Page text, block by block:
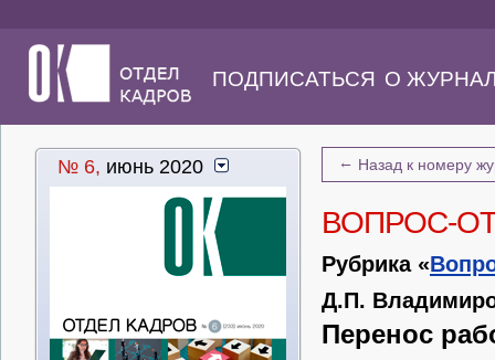
ПОДПИСАТЬСЯ О
№ 6, июнь 2020 ← Назад к номеру
ВОПРОС-
Рубрика «
Д.П.
Перенос